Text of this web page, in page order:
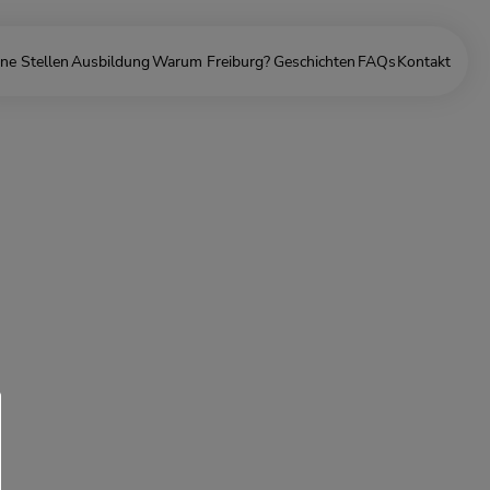
StellenAusbildungWarum Freiburg? Geschichten FAQsKontakt